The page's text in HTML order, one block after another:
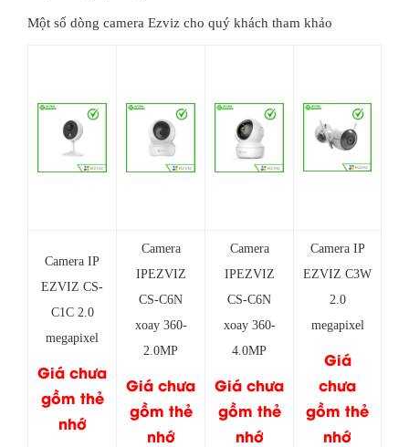
Một số dòng camera Ezviz cho quý khách tham khảo
Camera IP
EZVIZ CS-
C1C 2.0
megapixel
Giá chưa
gồm thẻ
nhớ
Camera
IPEZVIZ
CS-C6N
xoay 360-
2.0MP
Giá chưa
gồm thẻ
nhớ
Camera
IPEZVIZ
CS-C6N
xoay 360-
4.0MP
Giá chưa
gồm thẻ
nhớ
Camera IP
EZVIZ C3W
2.0
megapixel
Giá
chưa
gồm thẻ
nhớ